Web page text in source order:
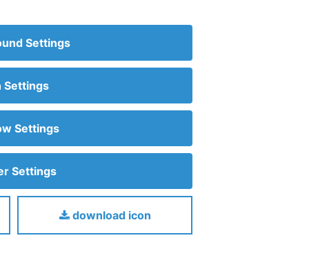
Settings
Settings
Settings
Settings
download icon